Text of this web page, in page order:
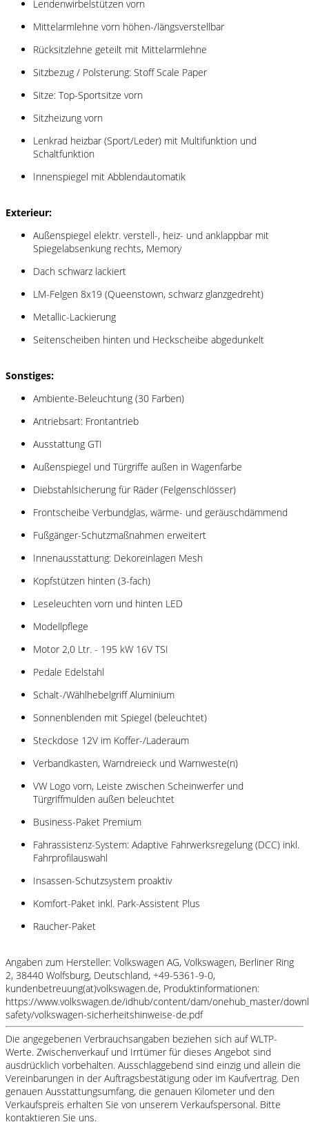
Lendenwirbelstützen vorn
Mittelarmlehne vorn höhen-/längsverstellbar
Rücksitzlehne geteilt mit Mittelarmlehne
Sitzbezug / Polsterung: Stoff Scale Paper
Sitze: Top-Sportsitze vorn
Sitzheizung vorn
Lenkrad heizbar (Sport/Leder) mit Multifunktion und
Schaltfunktion
Innenspiegel mit Abblendautomatik
Exterieur:
Außenspiegel elektr. verstell-, heiz- und anklappbar mit
Spiegelabsenkung rechts, Memory
Dach schwarz lackiert
LM-Felgen 8x19 (Queenstown, schwarz glanzgedreht)
Metallic-Lackierung
Seitenscheiben hinten und Heckscheibe abgedunkelt
Sonstiges:
Ambiente-Beleuchtung (30 Farben)
Antriebsart: Frontantrieb
Ausstattung GTI
Außenspiegel und Türgriffe außen in Wagenfarbe
Diebstahlsicherung für Räder (Felgenschlösser)
Frontscheibe Verbundglas, wärme- und geräuschdämmend
Fußgänger-Schutzmaßnahmen erweitert
Innenausstattung: Dekoreinlagen Mesh
Kopfstützen hinten (3-fach)
Leseleuchten vorn und hinten LED
Modellpflege
Motor 2,0 Ltr. - 195 kW 16V TSI
Pedale Edelstahl
Schalt-/Wählhebelgriff Aluminium
Sonnenblenden mit Spiegel (beleuchtet)
Steckdose 12V im Koffer-/Laderaum
Verbandkasten, Warndreieck und Warnweste(n)
VW Logo vorn, Leiste zwischen Scheinwerfer und
Türgriffmulden außen beleuchtet
Business-Paket Premium
Fahrassistenz-System: Adaptive Fahrwerksregelung (DCC) inkl.
Fahrprofilauswahl
Insassen-Schutzsystem proaktiv
Komfort-Paket inkl. Park-Assistent Plus
Raucher-Paket
Angaben zum Hersteller: Volkswagen AG, Volkswagen, Berliner Ring
2, 38440 Wolfsburg, Deutschland, +49-5361-9-0,
kundenbetreuung(at)volkswagen.de, Produktinformationen:
https://www.volkswagen.de/idhub/content/dam/onehub_master/
safety/volkswagen-sicherheitshinweise-de.pdf
Die angegebenen Verbrauchsangaben beziehen sich auf WLTP-
Werte. Zwischenverkauf und Irrtümer für dieses Angebot sind
ausdrücklich vorbehalten. Ausschlaggebend sind einzig und allein die
Vereinbarungen in der Auftragsbestätigung oder im Kaufvertrag. Den
genauen Ausstattungsumfang, die genauen Kilometer und den
Verkaufspreis erhalten Sie von unserem Verkaufspersonal. Bitte
kontaktieren Sie uns.